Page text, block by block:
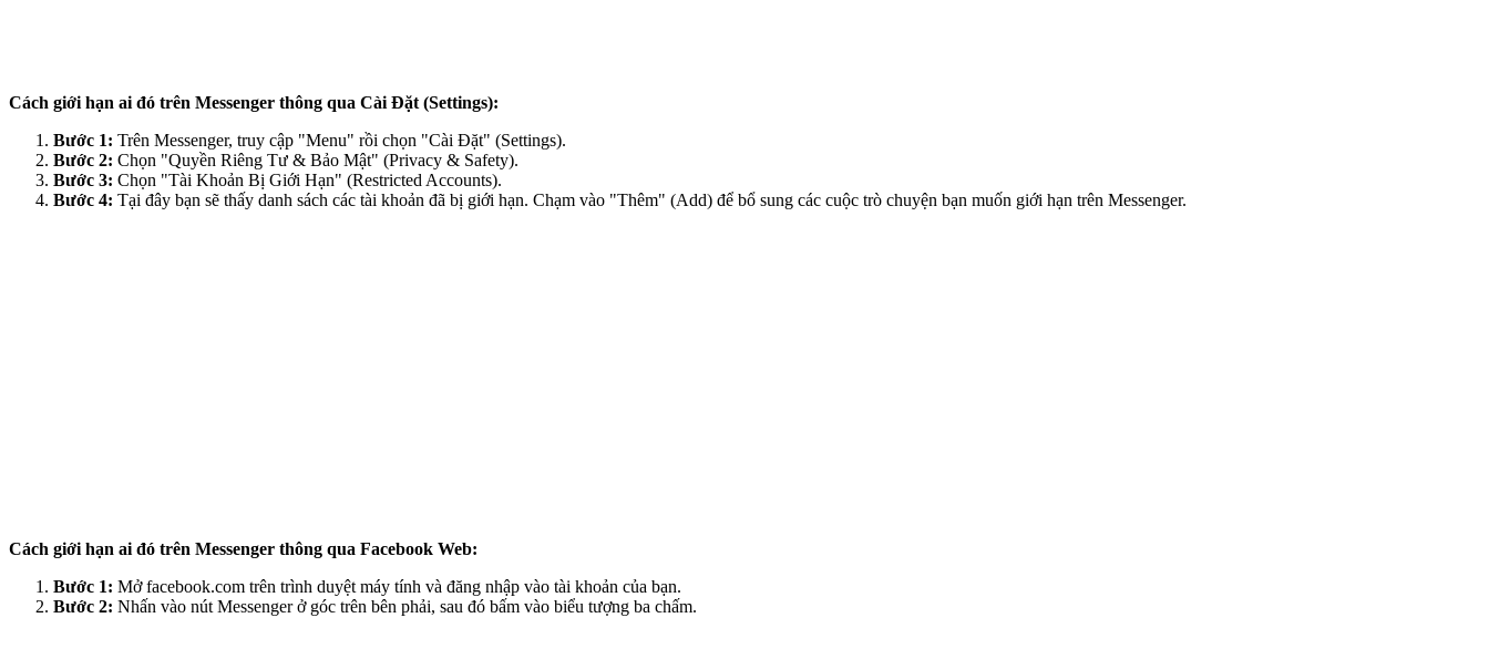
Cách giới hạn ai đó trên Messenger thông qua Cài Đặt (Settings):
Bước 1: Trên Messenger, truy cập "Menu" rồi chọn "Cài Đặt" (Settings).
Bước 2: Chọn "Quyền Riêng Tư & Bảo Mật" (Privacy & Safety).
Bước 3: Chọn "Tài Khoản Bị Giới Hạn" (Restricted Accounts).
Bước 4: Tại đây bạn sẽ thấy danh sách các tài khoản đã bị giới hạn. Chạm vào "Thêm" (Add) để bổ sung các cuộc trò chuyện bạn muốn giới hạn trên Messenger.
Cách giới hạn ai đó trên Messenger thông qua Facebook Web:
Bước 1: Mở facebook.com trên trình duyệt máy tính và đăng nhập vào tài khoản của bạn.
Bước 2: Nhấn vào nút Messenger ở góc trên bên phải, sau đó bấm vào biểu tượng ba chấm.